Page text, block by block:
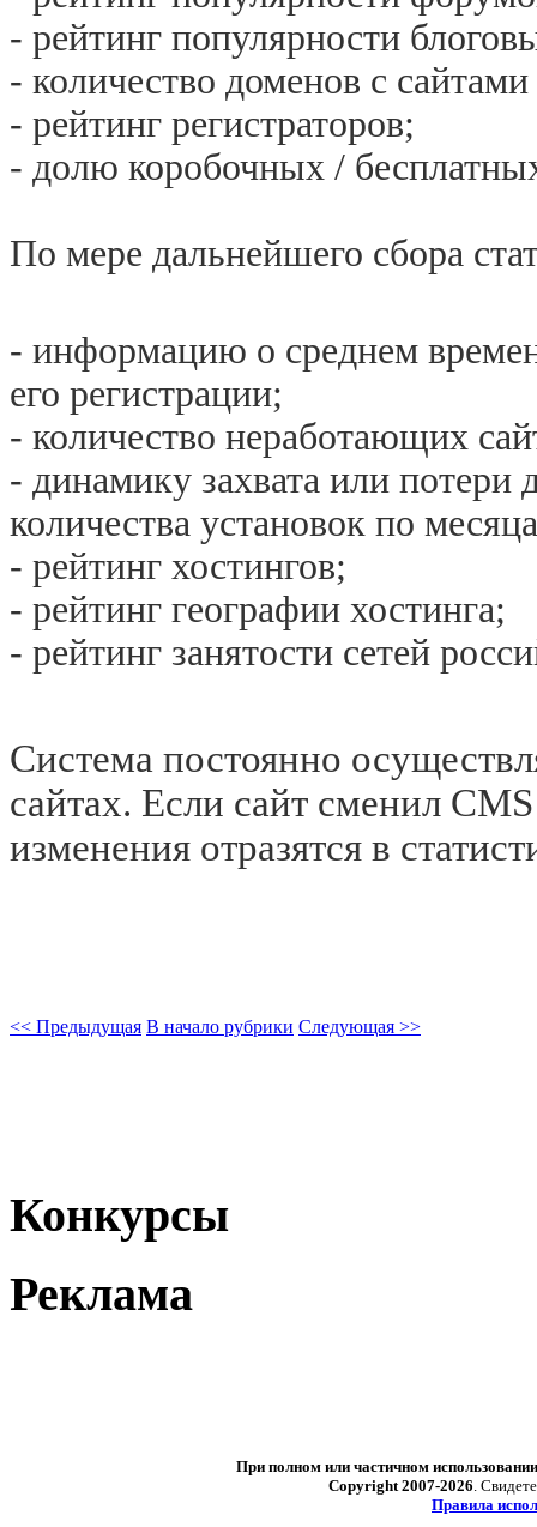
- рейтинг популярности
- количество доменов с
- рейтинг регистраторов;
- долю коробочных /
По мере дальнейшего сбора
- информацию о среднем
его регистрации;
- количество неработающих
- динамику захвата или
количества установок по
- рейтинг хостингов;
- рейтинг географии хостинга;
- рейтинг занятости сетей
Система постоянно
сайтах. Если сайт сменил
изменения отразятся в
<< Предыдущая В начало рубрики Следующая >>
Конкурсы
Реклама
При полном или частичном
Copyright 2007-2026 .
Правила